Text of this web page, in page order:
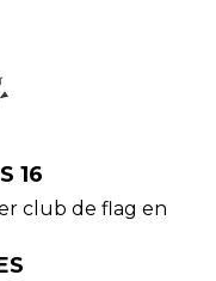
16
club de flag en